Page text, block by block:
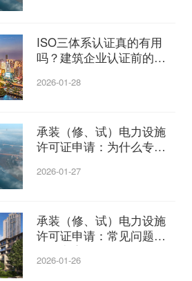
ISO三体系认证真的有用
吗？建筑企业认证前的必
2026-01-28
承装（修、试）电力设施
许可证申请：为什么专业
2026-01-27
承装（修、试）电力设施
许可证申请：常见问题与
解决方案汇总
2026-01-26